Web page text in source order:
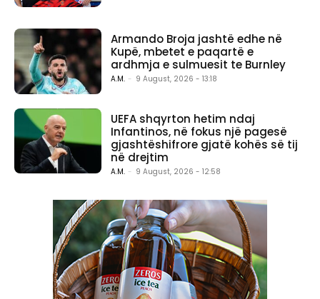
Armando Broja jashtë edhe në
Kupë, mbetet e paqartë e
ardhmja e sulmuesit te Burnley
A.M. - 9 August, 2026 - 13:18
UEFA shqyrton hetim ndaj
Infantinos, në fokus një pagesë
gjashtëshifrore gjatë kohës së tij
në drejtim
A.M. - 9 August, 2026 - 12:58